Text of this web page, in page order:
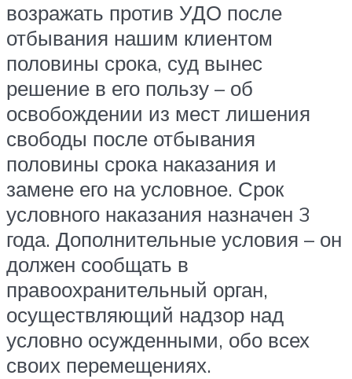
возражать против УДО после
отбывания нашим клиентом
половины срока, суд вынес
решение в его пользу – об
освобождении из мест лишения
свободы после отбывания
половины срока наказания и
замене его на условное. Срок
условного наказания назначен 3
года. Дополнительные условия – он
должен сообщать в
правоохранительный орган,
осуществляющий надзор над
условно осужденными, обо всех
своих перемещениях.